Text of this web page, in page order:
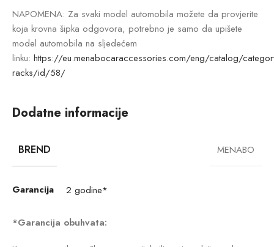
NAPOMENA: Za svaki model automobila možete da provjerite
koja krovna šipka odgovora, potrebno je samo da upišete
model automobila na sljedećem
linku: https://eu.menabocaraccessories.com/eng/catalog/
racks/id/58/
Dodatne informacije
BREND MENABO
Garancija 2 godine*
*Garancija obuhvata: